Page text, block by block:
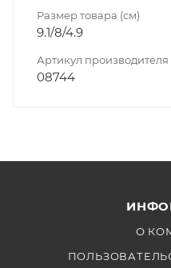
Размер товара (см)
9.1/8/4.9
Артикул производителя
08744
О